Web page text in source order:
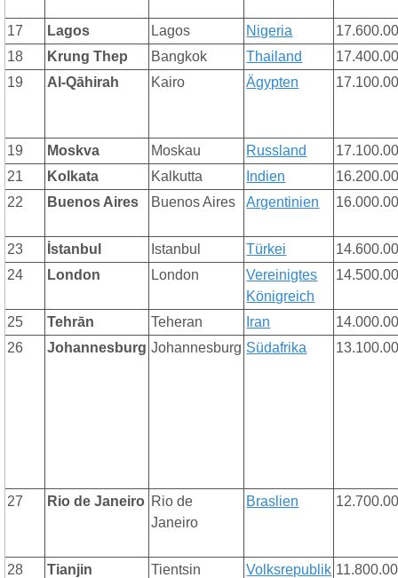
17 Lagos Lagos Nigeria
18
Krung Thep Bangkok Thailand
19
Al-Qāhirah Kairo Ägypten
19 Moskva Moskau Russland
21
Kolkata Kalkutta Indien
22
Buenos Aires Buenos Aires Argentinien
23 İstanbul Istanbul Türkei
24
London London
Vereinigtes
Königreich
25 Tehrān Teheran Iran
26
Johannesburg Johannesburg Südafrika
27 Rio de Janeiro Rio de
Janeiro
Braslien
28 Tianjin Tientsin
Volksrepublik